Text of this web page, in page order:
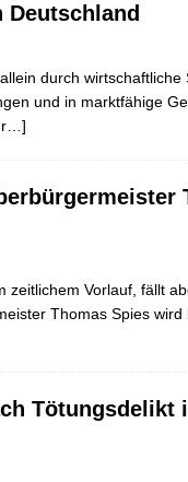
durch
und in marktfähige
zeitlichem Vorlauf, fällt
Thomas Spies
Tötungsdelikt